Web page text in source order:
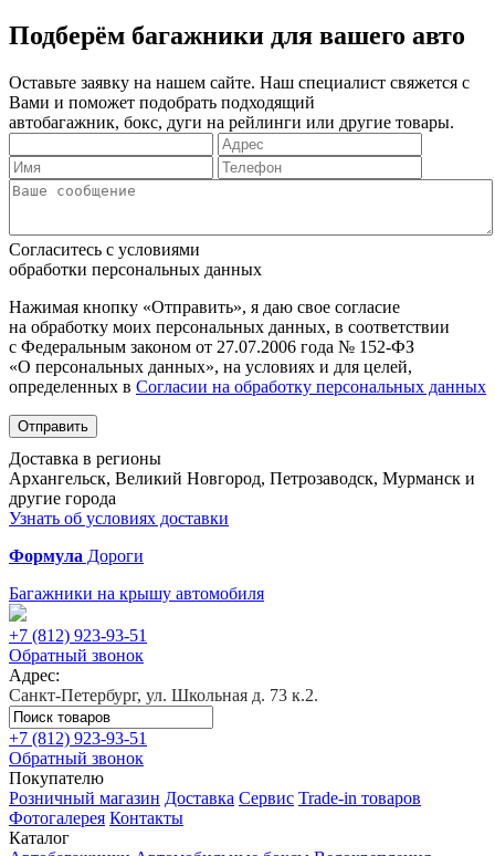
Подберём багажники для вашего авто
Оставьте заявку на нашем сайте. Наш специалист свяжется с
Вами и поможет подобрать подходящий
автобагажник, бокс, дуги на рейлинги или другие товары.
Согласитесь с условиями
обработки персональных данных
Нажимая кнопку «Отправить», я даю свое согласие
на обработку моих персональных данных, в соответствии
с Федеральным законом от 27.07.2006 года № 152-ФЗ
«О персональных данных», на условиях и для целей,
определенных в Согласии на обработку персональных данных
Отправить
Доставка в регионы
Архангельск, Великий Новгород, Петрозаводск, Мурманск и
другие города
Узнать об условиях доставки
Формула Дороги
Багажники на крышу автомобиля
+7 (812) 923-93-51
Обратный звонок
Адрес:
Санкт-Петербург, ул. Школьная д. 73 к.2.
+7 (812) 923-93-51
Обратный звонок
Покупателю
Розничный магазин Доставка Сервис Trade-in товаров
Фотогалерея Контакты
Каталог